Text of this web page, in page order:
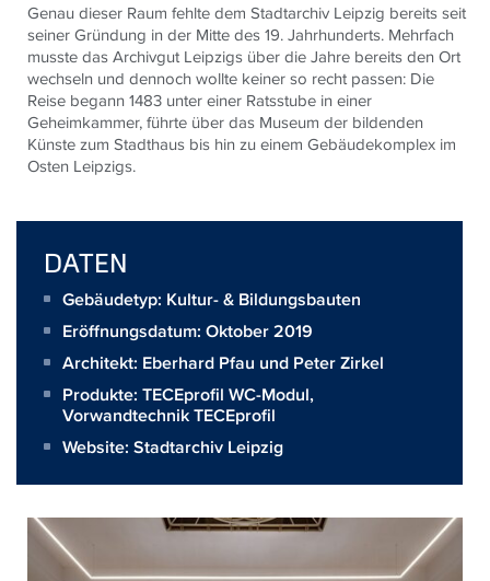
Genau dieser Raum fehlte dem Stadtarchiv Leipzig bereits seit
seiner Gründung in der Mitte des 19. Jahrhunderts. Mehrfach
musste das Archivgut Leipzigs über die Jahre bereits den Ort
wechseln und dennoch wollte keiner so recht passen: Die
Reise begann 1483 unter einer Ratsstube in einer
Geheimkammer, führte über das Museum der bildenden
Künste zum Stadthaus bis hin zu einem Gebäudekomplex im
Osten Leipzigs.
DATEN
Gebäudetyp: Kultur- & Bildungsbauten
Eröffnungsdatum: Oktober 2019
Architekt: Eberhard Pfau und Peter Zirkel
Produkte: TECEprofil WC-Modul,
Vorwandtechnik TECEprofil
Website: Stadtarchiv Leipzig